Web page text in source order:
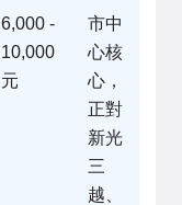
6,000 -
10,000
元
市中
心核
心，
正對
新光
三
越、